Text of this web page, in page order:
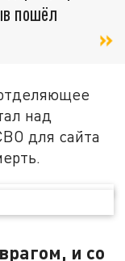
пошёл
над
для сайта
и со